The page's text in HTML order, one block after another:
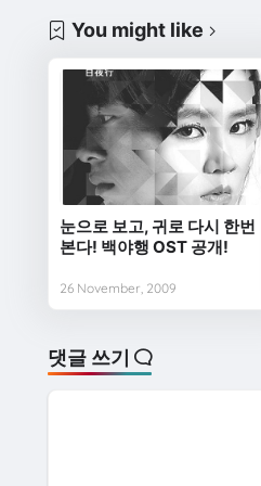
You might like
눈으로 보고, 귀로 다시 한번
본다! 백야행 OST 공개!
26 November, 2009
댓글 쓰기